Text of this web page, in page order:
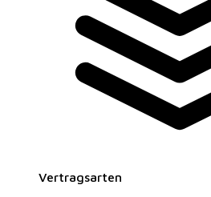
Vertragsarten